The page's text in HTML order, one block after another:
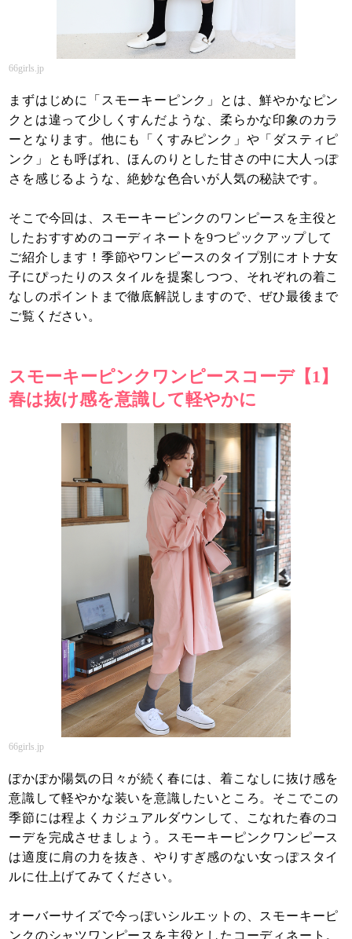
66girls.jp
まずはじめに「スモーキーピンク」とは、鮮やかなピン
クとは違って少しくすんだような、柔らかな印象のカラ
ーとなります。他にも「くすみピンク」や「ダスティピ
ンク」とも呼ばれ、ほんのりとした甘さの中に大人っぽ
さを感じるような、絶妙な色合いが人気の秘訣です。
そこで今回は、スモーキーピンクのワンピースを主役と
したおすすめのコーディネートを9つピックアップして
ご紹介します！季節やワンピースのタイプ別にオトナ女
子にぴったりのスタイルを提案しつつ、それぞれの着こ
なしのポイントまで徹底解説しますので、ぜひ最後まで
ご覧ください。
スモーキーピンクワンピースコーデ【1】
春は抜け感を意識して軽やかに
66girls.jp
ぽかぽか陽気の日々が続く春には、着こなしに抜け感を
意識して軽やかな装いを意識したいところ。そこでこの
季節には程よくカジュアルダウンして、こなれた春のコ
ーデを完成させましょう。スモーキーピンクワンピース
は適度に肩の力を抜き、やりすぎ感のない女っぽスタイ
ルに仕上げてみてください。
オーバーサイズで今っぽいシルエットの、スモーキーピ
ンクのシャツワンピースを主役としたコーディネート。